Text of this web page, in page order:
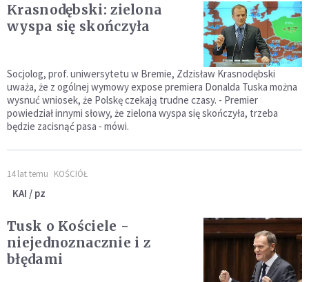
Krasnodębski: zielona
wyspa się skończyła
Socjolog, prof. uniwersytetu w Bremie, Zdzisław Krasnodębski
uważa, że z ogólnej wymowy expose premiera Donalda Tuska można
wysnuć wniosek, że Polskę czekają trudne czasy. - Premier
powiedział innymi słowy, że zielona wyspa się skończyła, trzeba
będzie zacisnąć pasa - mówi.
14 lat temu KOŚCIÓŁ
KAI / pz
Tusk o Kościele -
niejednoznacznie i z
błędami